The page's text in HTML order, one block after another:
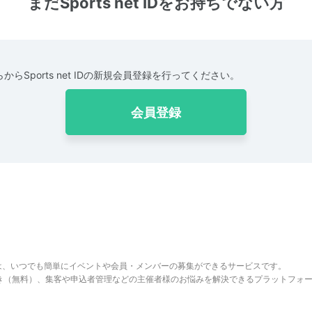
からSports net IDの新規会員登録を行ってください。
会員登録
いつでも簡単にイベントや会員・メンバーの募集ができるサービスです。
無料）、集客や申込者管理などの主催者様のお悩みを解決できるプラットフォー